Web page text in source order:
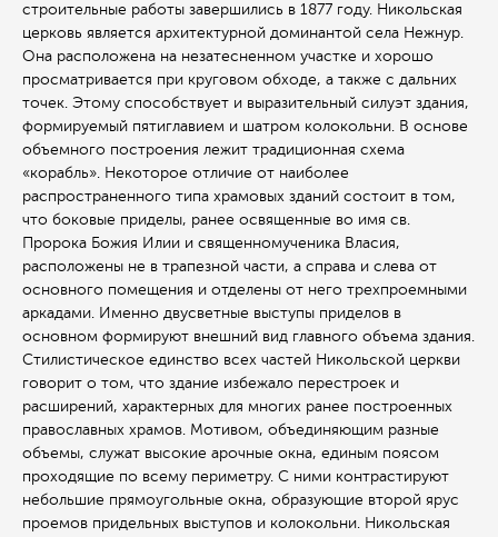
строительные работы завершились в 1877 году. Никольская
церковь является архитектурной доминантой села Нежнур.
Она расположена на незатесненном участке и хорошо
просматривается при круговом обходе, а также с дальних
точек. Этому способствует и выразительный силуэт здания,
формируемый пятиглавием и шатром колокольни. В основе
объемного построения лежит традиционная схема
«корабль». Некоторое отличие от наиболее
распространенного типа храмовых зданий состоит в том,
что боковые приделы, ранее освященные во имя св.
Пророка Божия Илии и священномученика Власия,
расположены не в трапезной части, а справа и слева от
основного помещения и отделены от него трехпроемными
аркадами. Именно двусветные выступы приделов в
основном формируют внешний вид главного объема здания.
Стилистическое единство всех частей Никольской церкви
говорит о том, что здание избежало перестроек и
расширений, характерных для многих ранее построенных
православных храмов. Мотивом, объединяющим разные
объемы, служат высокие арочные окна, единым поясом
проходящие по всему периметру. С ними контрастируют
небольшие прямоугольные окна, образующие второй ярус
проемов придельных выступов и колокольни. Никольская